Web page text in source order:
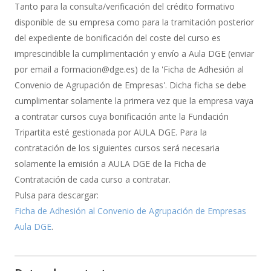
de
Bonificación
Tanto para la consulta/verificación del crédito formativo
disponible de su empresa como para la tramitación posterior
del expediente de bonificación del coste del curso es
imprescindible la cumplimentación y envío a Aula DGE (enviar
por email a formacion@dge.es) de la 'Ficha de Adhesión al
Convenio de Agrupación de Empresas'. Dicha ficha se debe
cumplimentar solamente la primera vez que la empresa vaya
a contratar cursos cuya bonificación ante la Fundación
Tripartita esté gestionada por AULA DGE. Para la
contratación de los siguientes cursos será necesaria
solamente la emisión a AULA DGE de la Ficha de
Contratación de cada curso a contratar.
Pulsa para descargar:
Ficha de Adhesión al Convenio de Agrupación de Empresas
Aula DGE.